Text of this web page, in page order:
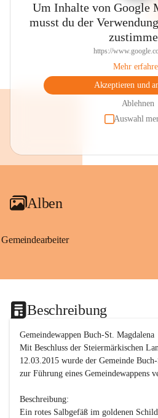
Um Inhalte von Google
musst du der
https://
Mehr
Akzeptieren und
Ablehnen
Auswahl
Alben
Gemeindearbeiter
Beschreibung
Gemeindewappen Buch-St. Magdalena
Mit Beschluss der Steiermärkischen
12.03.2015 wurde der Gemeinde
zur Führung eines Gemeindewappens
Beschreibung:
Ein rotes Salbgefäß im goldenen